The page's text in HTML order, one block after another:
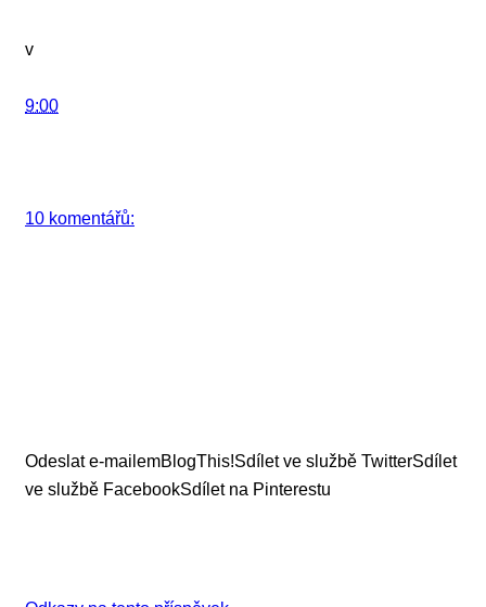
v
9:00
10 komentářů:
Odeslat e-mailemBlogThis!Sdílet ve službě TwitterSdílet
ve službě FacebookSdílet na Pinterestu